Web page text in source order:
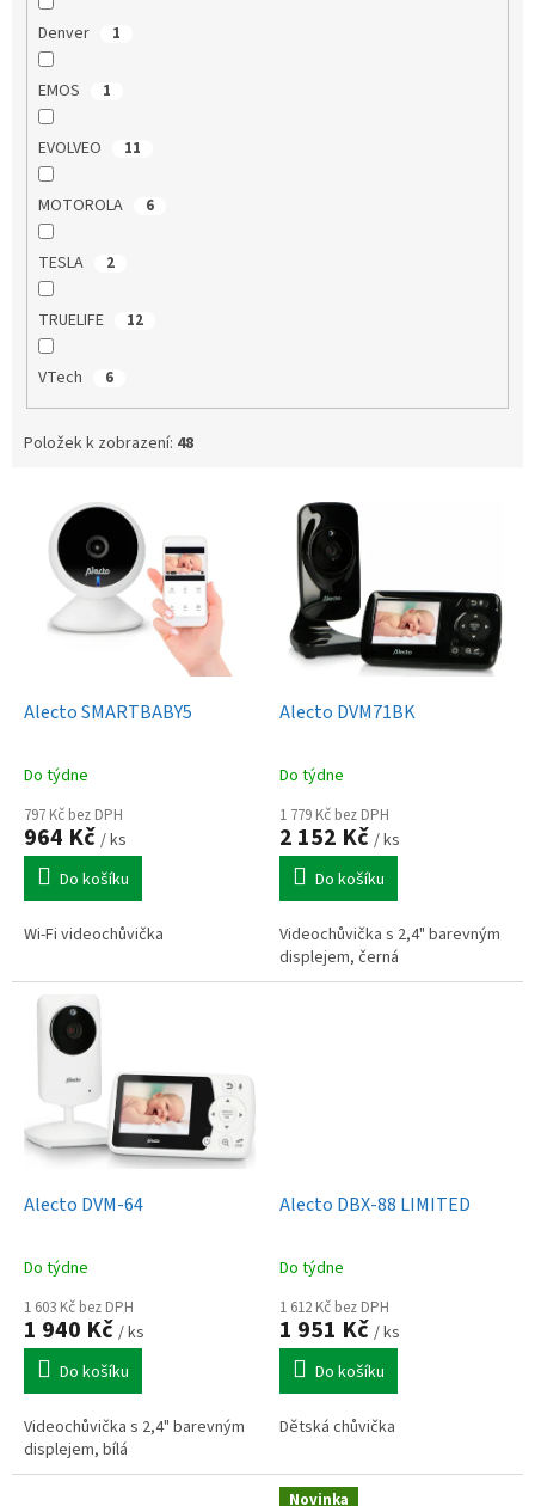
Denver 1
EMOS 1
EVOLVEO 11
MOTOROLA 6
TESLA 2
TRUELIFE 12
VTech 6
Položek k zobrazení: 48
Alecto SMARTBABY5
Do týdne
797 Kč bez DPH
964 Kč / ks
Do košíku
Wi-Fi videochůvička
Alecto DVM71BK
Do týdne
1 779 Kč bez DPH
2 152 Kč / ks
Do košíku
Videochůvička s 2,4" barevným
displejem, černá
Alecto DVM-64
Do týdne
1 603 Kč bez DPH
1 940 Kč / ks
Do košíku
Videochůvička s 2,4" barevným
displejem, bílá
Alecto DBX-88 LIMITED
Do týdne
1 612 Kč bez DPH
1 951 Kč / ks
Do košíku
Dětská chůvička
Novinka